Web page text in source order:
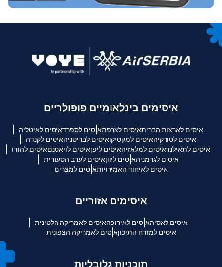
איסימים בינלאומיים פופולריים
איסים לארצות הבריתאיסים לצרפתאיסים לספרדאיסים לאיטליה
איסים לטורקיהאיסים למקסיקואיסים לבריטניהאיסים לקנדה
איסים לתאילנדאיסים למלאזיהאיסים ליפןאיסים לויאטנםאיסים להודו
איסים לגרמניהאיסים ליווןאיסים לערב הסעודית
איסים לאיחוד האמירויותאיסים למצרים
איסימים אזוריים
איסים לאסיהאיסים לאירופהאיסים לאמריקה הלטינית
איסים למזרח התיכוןאיסים לאמריקה הצפונית
תוכניות גלובליות